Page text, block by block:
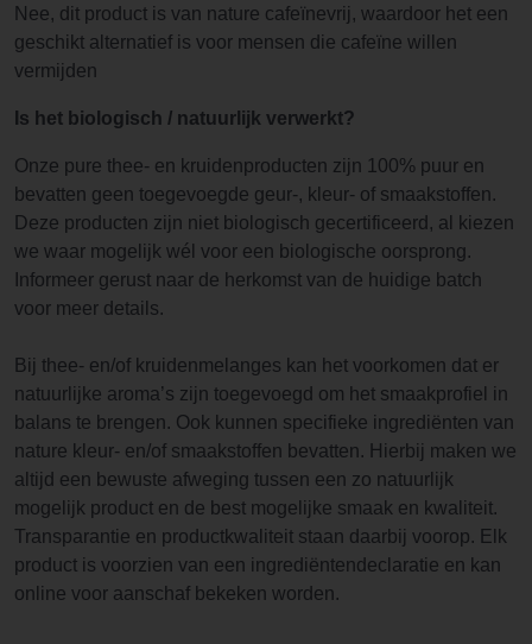
Nee, dit product is van nature cafeïnevrij, waardoor het een
geschikt alternatief is voor mensen die cafeïne willen
vermijden
Is het biologisch / natuurlijk verwerkt?
Onze pure thee- en kruidenproducten zijn 100% puur en
bevatten geen toegevoegde geur-, kleur- of smaakstoffen.
Deze producten zijn niet biologisch gecertificeerd, al kiezen
we waar mogelijk wél voor een biologische oorsprong.
Informeer gerust naar de herkomst van de huidige batch
voor meer details.
Bij thee- en/of kruidenmelanges kan het voorkomen dat er
natuurlijke aroma’s zijn toegevoegd om het smaakprofiel in
balans te brengen. Ook kunnen specifieke ingrediënten van
nature kleur- en/of smaakstoffen bevatten. Hierbij maken we
altijd een bewuste afweging tussen een zo natuurlijk
mogelijk product en de best mogelijke smaak en kwaliteit.
Transparantie en productkwaliteit staan daarbij voorop. Elk
product is voorzien van een ingrediëntendeclaratie en kan
online voor aanschaf bekeken worden.